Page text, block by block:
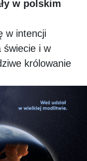
w polskim
w intencji
świecie i w
królowanie